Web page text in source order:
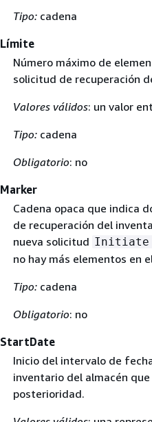
Tipo:cadena
Límite
Número máximo de
solicitud de recuperación
Valores válidos: un valor
Tipo:cadena
Obligatorio: no
Marker
Cadena opaca que indica
de recuperación del
nueva solicitud Initiate
no hay más elementos en
Tipo:cadena
Obligatorio: no
StartDate
Inicio del intervalo de
inventario del almacén
posterioridad.